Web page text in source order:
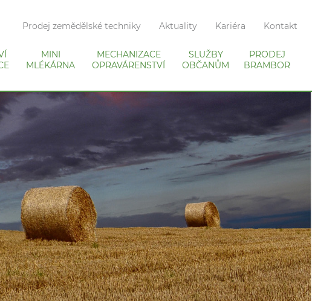
Prodej zemědělské techniky Aktuality Kariéra Kontakt
MINI
MLÉKÁRNA
MECHANIZACE
OPRAVÁRENSTVÍ
SLUŽBY
OBČANŮM
PRODEJ
BRAMBOR